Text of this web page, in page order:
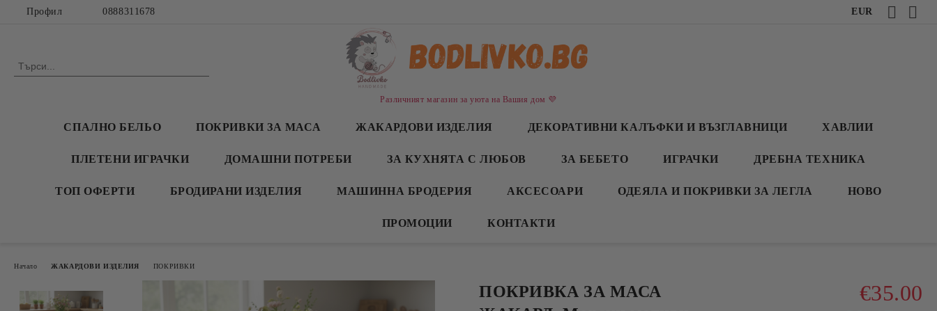
Профил 0888311678 EUR
Различният магазин за уюта на Вашия дом 💜
СПАЛНО БЕЛЬО ПОКРИВКИ ЗА МАСА ЖАКАРДОВИ ИЗДЕЛИЯ ДЕКОРАТИВНИ КАЛЪФКИ И ВЪЗГЛАВНИЦИ ХАВЛИИ
ПЛЕТЕНИ ИГРАЧКИ ДОМАШНИ ПОТРЕБИ ЗА КУХНЯТА С ЛЮБОВ ЗА БЕБЕТО ИГРАЧКИ ДРЕБНА ТЕХНИКА
ТОП ОФЕРТИ БРОДИРАНИ ИЗДЕЛИЯ МАШИННА БРОДЕРИЯ АКСЕСОАРИ ОДЕЯЛА И ПОКРИВКИ ЗА ЛЕГЛА НОВО
ПРОМОЦИИ КОНТАКТИ
Начало ЖАКАРДОВИ ИЗДЕЛИЯ ПОКРИВКИ
ПОКРИВКА ЗА МАСА
€35.00